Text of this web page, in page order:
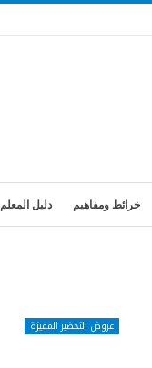
خرائط ومفاهيم دليل المعلم
عروض التحضير المميزة